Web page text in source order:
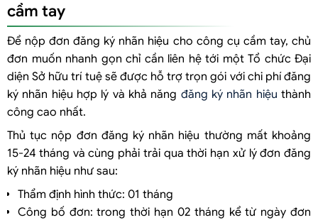
cầm tay
Để nộp đơn đăng ký nhãn hiệu cho công cụ cầm tay, chủ
đơn muốn nhanh gọn chỉ cần liên hệ tới một Tổ chức Đại
diện Sở hữu trí tuệ sẽ được hỗ trợ trọn gói với chi phí đăng
ký nhãn hiệu hợp lý và khả năng đăng ký nhãn hiệu thành
công cao nhất.
Thủ tục nộp đơn đăng ký nhãn hiệu thường mất khoảng
15-24 tháng và cùng phải trải qua thời hạn xử lý đơn đăng
ký nhãn hiệu như sau:
Thẩm định hình thức: 01 tháng
Công bố đơn: trong thời hạn 02 tháng kể từ ngày đơn